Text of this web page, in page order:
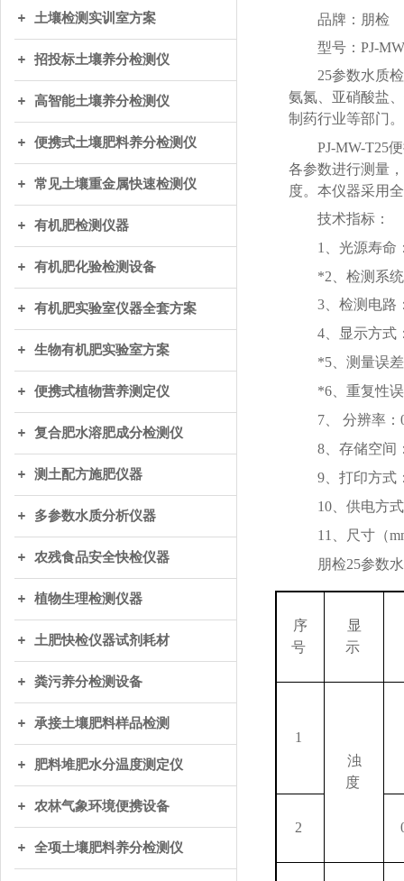
土壤检测实训室方案
招投标土壤养分检测仪
高智能土壤养分检测仪
便携式土壤肥料养分检测仪
常见土壤重金属快速检测仪
有机肥检测仪器
有机肥化验检测设备
有机肥实验室仪器全套方案
生物有机肥实验室方案
便携式植物营养测定仪
复合肥水溶肥成分检测仪
测土配方施肥仪器
多参数水质分析仪器
农残食品安全快检仪器
植物生理检测仪器
土肥快检仪器试剂耗材
粪污养分检测设备
承接土壤肥料样品检测
肥料堆肥水分温度测定仪
农林气象环境便携设备
全项土壤肥料养分检测仪
品牌：朋检
型号： PJ-
25参数水质
氨氮、亚硝酸盐
制药行业等部门。
PJ-MW-T25
各参数进行测量
度。本仪器采用
技术指标：
1、光源寿命
*2、检测系
3、检测电路
4、显示方式
*5、测量误
*6、重复性
7、 分辨率：
8、存储空间
9、打印方式
10、供电方
11、尺寸（
朋检25参数
序
号
显
示
1
浊
度
2